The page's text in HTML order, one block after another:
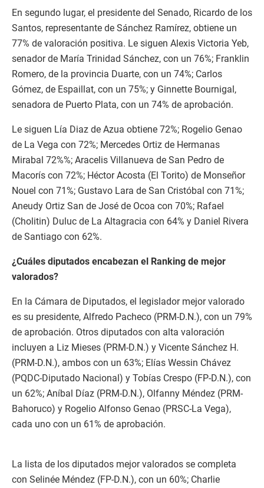
En segundo lugar, el presidente del Senado, Ricardo de los
Santos, representante de Sánchez Ramírez, obtiene un
77% de valoración positiva. Le siguen Alexis Victoria Yeb,
senador de María Trinidad Sánchez, con un 76%; Franklin
Romero, de la provincia Duarte, con un 74%; Carlos
Gómez, de Espaillat, con un 75%; y Ginnette Bournigal,
senadora de Puerto Plata, con un 74% de aprobación.
Le siguen Lía Diaz de Azua obtiene 72%; Rogelio Genao
de La Vega con 72%; Mercedes Ortiz de Hermanas
Mirabal 72%%; Aracelis Villanueva de San Pedro de
Macorís con 72%; Héctor Acosta (El Torito) de Monseñor
Nouel con 71%; Gustavo Lara de San Cristóbal con 71%;
Aneudy Ortiz San de José de Ocoa con 70%; Rafael
(Cholitin) Duluc de La Altagracia con 64% y Daniel Rivera
de Santiago con 62%.
¿Cuáles diputados encabezan el Ranking de mejor
valorados?
En la Cámara de Diputados, el legislador mejor valorado
es su presidente, Alfredo Pacheco (PRM-D.N.), con un 79%
de aprobación. Otros diputados con alta valoración
incluyen a Liz Mieses (PRM-D.N.) y Vicente Sánchez H.
(PRM-D.N.), ambos con un 63%; Elías Wessin Chávez
(PQDC-Diputado Nacional) y Tobías Crespo (FP-D.N.), con
un 62%; Aníbal Díaz (PRM-D.N.), Olfanny Méndez (PRM-
Bahoruco) y Rogelio Alfonso Genao (PRSC-La Vega),
cada uno con un 61% de aprobación.
La lista de los diputados mejor valorados se completa
con Selinée Méndez (FP-D.N.), con un 60%; Charlie